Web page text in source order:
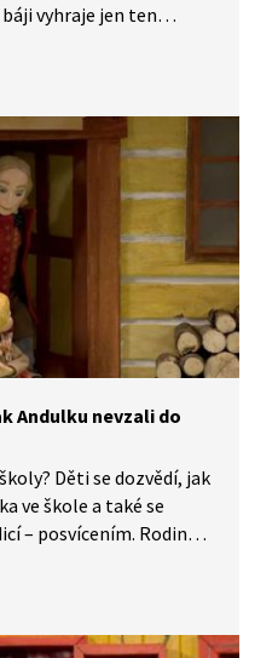
vyhraje jen ten
a silní a lev s ní
Diogénovi dalším
mohou i ti slabší.
doplňkový materiál
Andulku nevzali do
Děti se dozvědí, jak
ve škole a také se
– posvícením. Rodina
ale veselé životy
inspirované lidovými